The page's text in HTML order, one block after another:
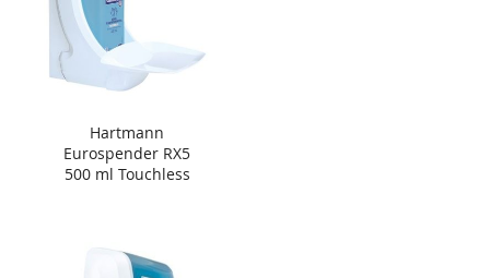
Hartmann
Eurospender RX5
500 ml Touchless